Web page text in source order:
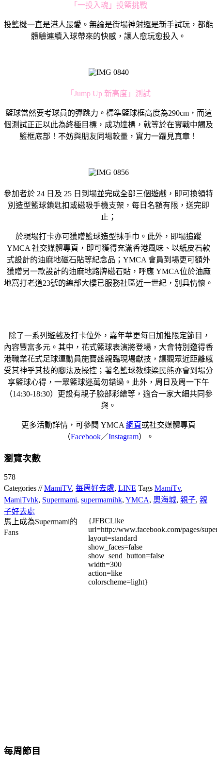
「一投入魂」投籃挑戰
投籃機一直是港人最愛。無論是街場神射還是新手試玩，都能
體驗連續入球帶來的快感，讓人愈玩愈投入。
「Jump Up 新高度」測試
籃球當然要考球員的彈跳力。標準籃球框高度為290cm，而這
個測試正正以此為終極目標，成功達標，就等於在實戰中觸及
籃框底部！不妨與朋友同場較量，實力一躍見真章！
參加者於 24 日及 25 日到場並完成全部三個遊戲，即可換領特
別造型籃球鎖匙扣或磁吸手機支架，每日名額有限，送完即
止；
於現場打卡亦可獲贈籃球造型抹手巾。此外，即場追蹤
YMCA 社交媒體專頁，即可獲得充滿香港風味、以紙皮石款
式設計的油麻地磁石貼等紀念品；YMCA 會員到場更可額外
獲贈另一款設計的油麻地路牌磁石貼，呼應 YMCA位於油麻
地窩打老道23號的總部大樓已服務社區近一世紀，別具情懷。
除了一系列遊戲及打卡位外，嘉年華更每日加推限定節目，
內容豐富多元。其中，花式籃球表演將登場，大會特別邀得香
港職業花式足球運動員施寶盛親臨現場獻技，讓觀眾近距離感
受其神乎其技的腳法及操控；著名籃球教練梁民熊亦會到場分
享籃球心得，一眾籃球迷萬勿錯過。此外，周日及周一下午
（14:30-18:30）更設有親子臉部彩繪等，適合一家大細共同參
與。
更多活動詳情，可參閱 YMCA 網頁或社交媒體專頁
（Facebook／Instagram）。
瀏覽次數
578
Categories //MamiTV, 每周好去處, LINE Tags MamiTv,
MamiTvhk, Supermami, supermamihk, YMCA, 奧海城, 親子, 親
子好去處
馬上成為Supermami的
Fans
{JFBCLike
url=http://www.facebook.com/pages/
layout=standard
show_faces=false
show_send_button=false
width=300
action=like
colorscheme=light}
每周節目